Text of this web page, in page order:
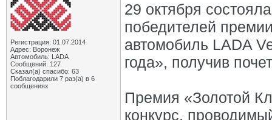
Регистрация: 01.07.2014
Адрес: Воронеж
Автомобиль: LADA
Сообщений: 127
Сказал(а) спасибо: 63
Поблагодарили 7 раз(а) в 6
сообщениях
29 октября
победителей
автомобиль LADA
года», получив
Премия «Золотой
конкурс,